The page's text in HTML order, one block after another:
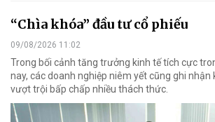
“Chìa khóa” đầu tư cổ phiếu
09/08/2026 11:02
Trong bối cảnh tăng trưởng kinh tế tích cực
nay, các doanh nghiệp niêm yết cũng ghi nhận
vượt trội bấp chấp nhiều thách thức.